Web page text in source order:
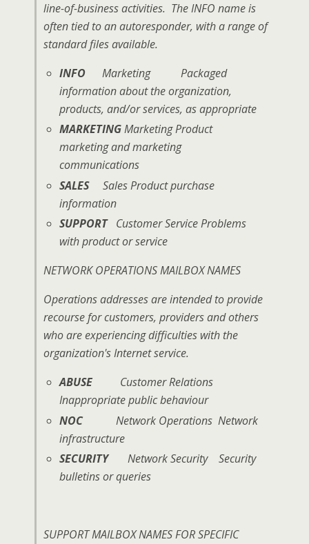
line-of-business activities. The INFO name is
often tied to an autoresponder, with a range of
standard files available.
INFOMarketing Packaged
information about the organization,
products, and/or services, as appropriate
MARKETINGMarketing Product
marketing and marketing
communications
SALESSales Product purchase
information
SUPPORTCustomer Service Problems
with product or service
NETWORK OPERATIONS MAILBOX NAMES
Operations addresses are intended to provide
recourse for customers, providers and others
who are experiencing difficulties with the
organization's Internet service.
ABUSECustomer Relations
Inappropriate public behaviour
NOCNetwork Operations Network
infrastructure
SECURITYNetwork Security Security
bulletins or queries
SUPPORT MAILBOX NAMES FOR SPECIFIC